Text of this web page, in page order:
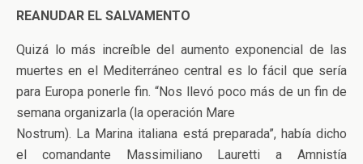
REANUDAR EL SALVAMENTO
Quizá lo más increíble del aumento exponencial de las
muertes en el Mediterráneo central es lo fácil que sería
para Europa ponerle fin. “Nos llevó poco más de un fin de
semana organizarla (la operación Mare
Nostrum). La Marina italiana está preparada”, había dicho
el comandante Massimiliano Lauretti a Amnistía